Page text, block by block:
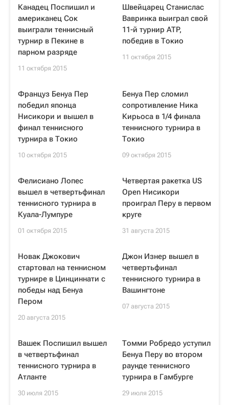
Канадец Поспишил и
американец Сок
выиграли теннисный
турнир в Пекине в
парном разряде
11 октября 2015
Швейцарец Станислас
Вавринка выиграл свой
11-й турнир ATP,
победив в Токио
11 октября 2015
Француз Бенуа Пер
победил японца
Нисикори и вышел в
финал теннисного
турнира в Токио
10 октября 2015
Бенуа Пер сломил
сопротивление Ника
Кирьоса в 1/4 финала
теннисного турнира в
Токио
09 октября 2015
Фелисиано Лопес
вышел в четвертьфинал
теннисного турнира в
Куала-Лумпуре
01 октября 2015
Четвертая ракетка US
Open Нисикори
проиграл Перу в первом
круге
31 августа 2015
Новак Джокович
стартовал на теннисном
турнире в Цинциннати с
победы над Бенуа
Пером
20 августа 2015
Джон Изнер вышел в
четвертьфинал
теннисного турнира в
Вашингтоне
07 августа 2015
Вашек Поспишил вышел
в четвертьфинал
теннисного турнира в
Атланте
30 июля 2015
Томми Робредо уступил
Бенуа Перу во втором
раунде теннисного
турнира в Гамбурге
29 июля 2015